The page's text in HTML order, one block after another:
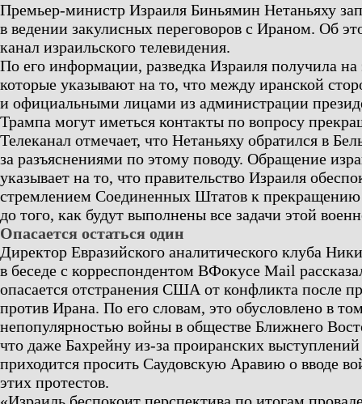
Премьер-министр Израиля Биньямин Нетаньяху
в ведении закулисных переговоров с Ираном. Об
канал израильского телевидения.
По его информации, разведка Израиля получила на
которые указывают на то, что между иранской
и официальными лицами из администрации
Трампа могут иметься контакты по вопросу
Телеканал отмечает, что Нетаньяху обратился в
за разъяснениями по этому поводу. Обращение
указывает на то, что правительство Израиля
стремлением Соединенных Штатов к прекращению
до того, как будут выполнены все задачи этой
Опасается остаться один
Директор Евразийского аналитического клуба
в беседе с корреспондентом ВФокусе Mail
опасается отстранения США от конфликта после
против Ирана. По его словам, это обусловлено в
непопулярностью войны в обществе Ближнего
что даже Бахрейну из-за проиранских
приходится просить Саудовскую Аравию о вводе
этих протестов.